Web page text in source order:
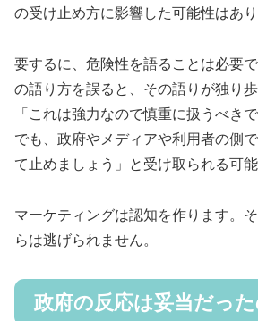
の受け止め方に影響した可能性はあり
要するに、危険性を語ることは必要
の語り方を誤ると、その語りが独り
「これは強力なので慎重に扱うべき
でも、政府やメディアや利用者の側
て止めましょう」と受け取られる可能
マーケティングは認知を作ります。
らは逃げられません。
政府の反応は妥当だっ